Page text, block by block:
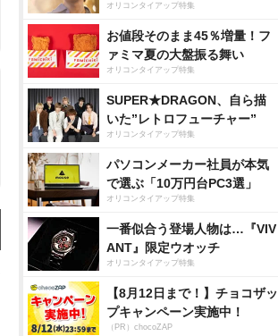
オリコンタイアップ特集
お値段そのまま45％増量！フ
ァミマ夏の大盤振る舞い
オリコンタイアップ特集
SUPER★DRAGON、自ら描
いた”レトロフューチャー”
オリコンタイアップ特集
パソコンメーカー社員が本気
で選ぶ「10万円台PC3選」
オリコンタイアップ特集
一番似合う登場人物は…『VIV
ANT』限定ウオッチ
オリコンタイアップ特集
【8月12日まで！】チョコザッ
プキャンペーン実施中！
（PR）chocoZAP